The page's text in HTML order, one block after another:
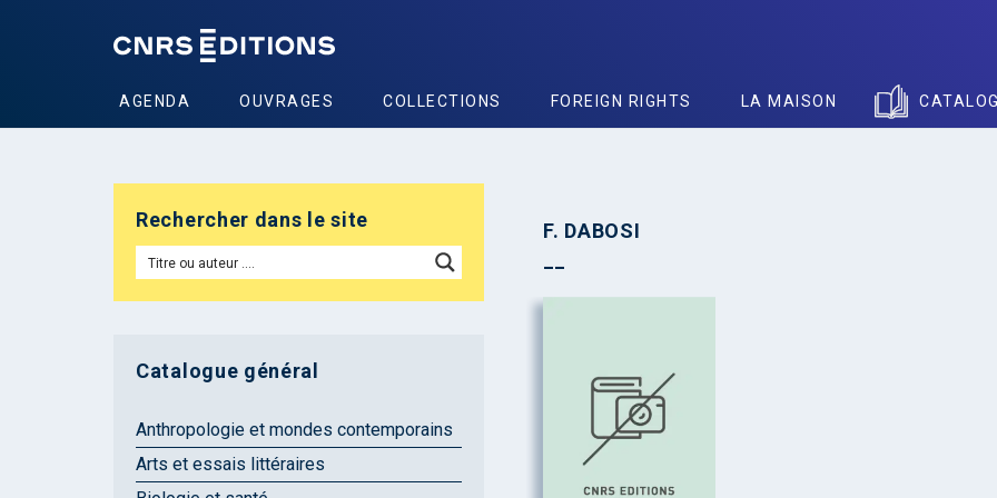
AGENDA OUVRAGES COLLECTIONS FOREIGN RIGHTS LA MAISON
F. DABOSI
Rechercher dans le site
Catalogue général
Anthropologie et mondes contemporains
Arts et essais littéraires